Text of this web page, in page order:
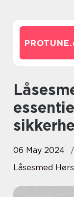
PROTUNE.
Låsesmed Hørsholm: En
06 May 2024
Låsesmed